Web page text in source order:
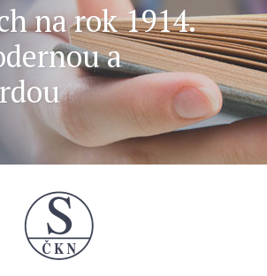
na rok 1914.
a